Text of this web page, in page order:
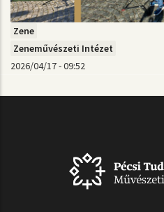
Zene
Zeneművészeti Intézet
2026/04/17 - 09:52